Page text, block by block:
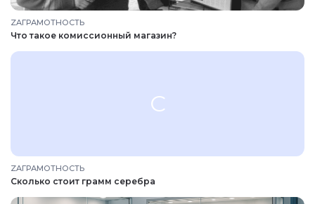
Войти в
профиль
Подать заявку
Подать заявку
ZAГРАМОТНОСТЬ
Что такое комиссионный магазин?
С
ZAГРАМОТНОСТЬ
Сколько стоит грамм серебра
Войти в
профиль